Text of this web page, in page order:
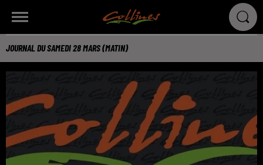
JOURNAL DU SAMEDI 28 MARS (MATIN)